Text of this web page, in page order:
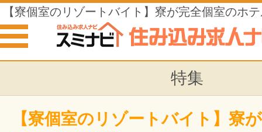
【寮個室のリゾートバイト】寮が完全個室のホ
特集
【寮個室のリゾートバイト】寮